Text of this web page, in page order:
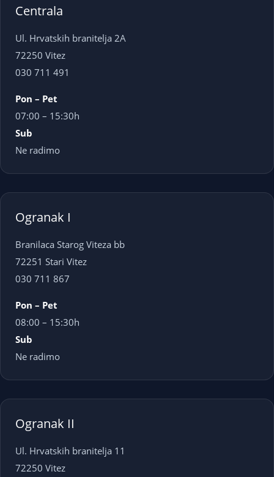
Centrala
Ul. Hrvatskih branitelja 2A
72250 Vitez
030 711 491
Pon – Pet
07:00 – 15:30h
Sub
Ne radimo
Ogranak I
Branilaca Starog Viteza bb
72251 Stari Vitez
030 711 867
Pon – Pet
08:00 – 15:30h
Sub
Ne radimo
Ogranak II
Ul. Hrvatskih branitelja 11
72250 Vitez